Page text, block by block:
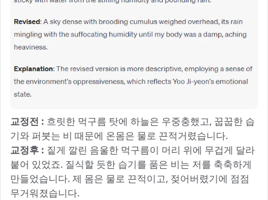
교정전 : 흐릿한 먹구름 탓에 하늘은 우중충했고, 꿉꿉한 습
기와 퍼붓는 비 때문에 온몸은 물로 끈적거렸습니다.
교정후 : 짙게 깔린 음울한 먹구름이 머리 위에 무겁게 달라
붙어 있었죠. 질식할 듯한 습기를 품은 비는 저를 축축하게
만들었습니다. 제 몸은 물로 끈적이고, 젖어버렸기에 점점
무거워졌습니다.